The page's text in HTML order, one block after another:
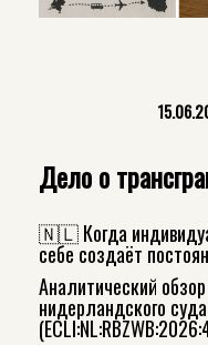
Дело о
🇳🇱 Когда
себе создаёт
Аналитический
нидерландского